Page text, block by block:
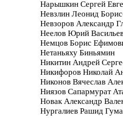
Нарышкин Сергей
Невзлин Леонид
Невзоров Александр
Неелов Юрий
Немцов Борис
Нетаньяху Биньямин
Никитин Андрей
Никифоров Николай
Никонов Вячеслав
Ниязов Сапармурат
Новак Александр
Нургалиев Рашид